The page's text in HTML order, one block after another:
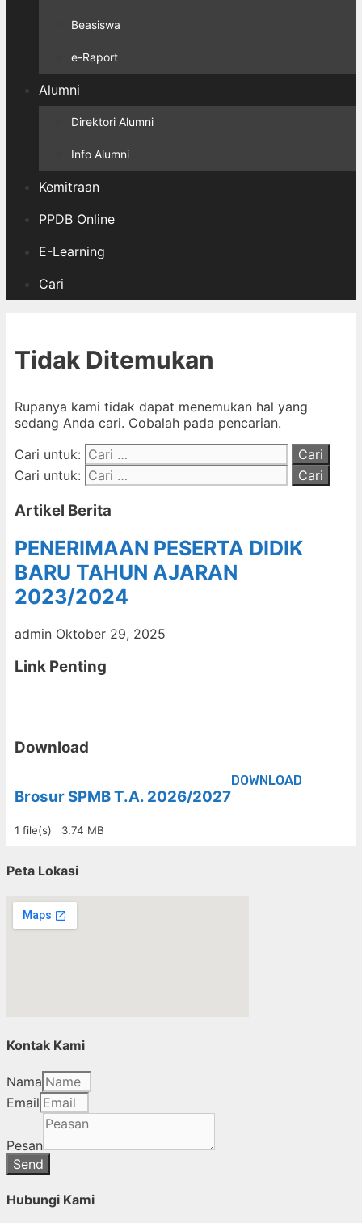
Beasiswa
e-Raport
Alumni
Direktori Alumni
Info Alumni
Kemitraan
PPDB Online
E-Learning
Cari
Tidak Ditemukan
Rupanya kami tidak dapat menemukan hal yang
sedang Anda cari. Cobalah pada pencarian.
Cari untuk:
Cari untuk:
Artikel Berita
PENERIMAAN PESERTA DIDIK
BARU TAHUN AJARAN
2023/2024
admin Oktober 29, 2025
Link Penting
Download
Brosur SPMB T.A. 2026/2027
1 file(s) 3.74 MB
DOWNLOAD
Peta Lokasi
Kontak Kami
Nama
Email
Pesan
Send
Hubungi Kami